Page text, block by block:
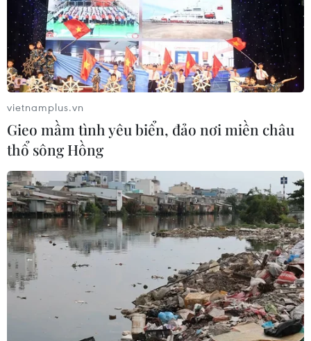
TIN LIÊN QUAN
Ukraine nêu nhân tố quyết định thành
công của thỏa thuận khoáng sản với Mỹ
26/02/2025 23:24
vietnamplus.vn
Gieo mầm tình yêu biển, đảo nơi miền châu
thổ sông Hồng